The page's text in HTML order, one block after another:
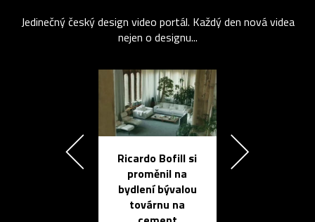
Jedinečný český design video portál. Každý den nová videa
nejen o designu...
Ricardo Bofill si
proměnil na
bydlení bývalou
továrnu na